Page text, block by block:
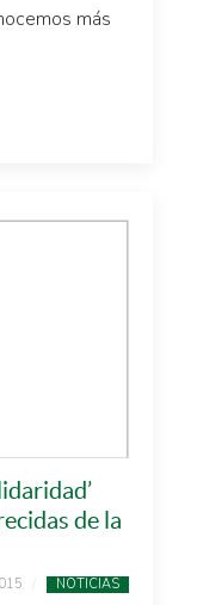
más
de la
NOTICIAS